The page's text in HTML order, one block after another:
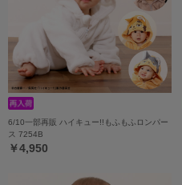
6/10一部再販 ハイキュー!!もふもふロンパー
ス 7254B
￥4,950